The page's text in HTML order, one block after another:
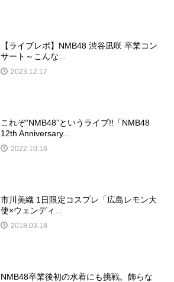
【ライブレポ】NMB48 渋谷凪咲 卒業コン
サート～こんな...
2023.12.17
これぞ“NMB48”というライブ!!「NMB48
12th Anniversary...
2022.10.16
市川美織 1日限定コスプレ「広島レモン大
使×ウェンディ...
2018.03.18
NMB48卒業後初の水着にも挑戦。飾らな